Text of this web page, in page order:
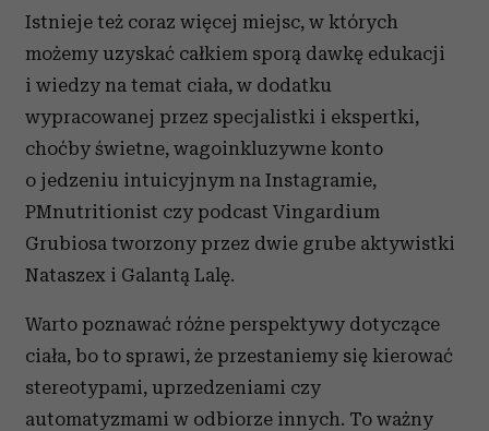
Istnieje też coraz więcej miejsc, w których
możemy uzyskać całkiem sporą dawkę edukacji
i wiedzy na temat ciała, w dodatku
wypracowanej przez specjalistki i ekspertki,
choćby świetne, wagoinkluzywne konto
o jedzeniu intuicyjnym na Instagramie,
PMnutritionist czy podcast Vingardium
Grubiosa tworzony przez dwie grube aktywistki
Nataszex i Galantą Lalę.
Warto poznawać różne perspektywy dotyczące
ciała, bo to sprawi, że przestaniemy się kierować
stereotypami, uprzedzeniami czy
automatyzmami w odbiorze innych. To ważny